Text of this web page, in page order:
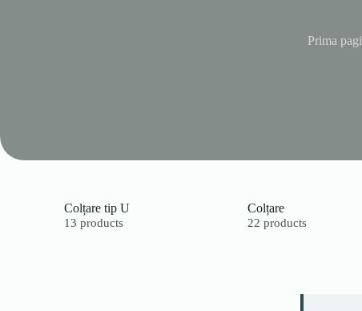
Prima
Colțare tip U
13 products
Colțare
22 products